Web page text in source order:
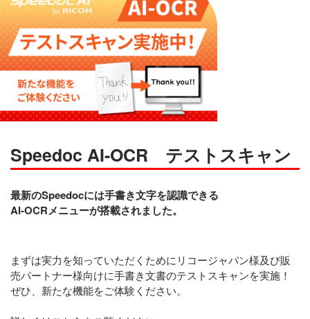
Speedoc AI-OCR テストスキャン
最新のSpeedocには手書き文字を認識できる
AI-OCRメニューが搭載されました。
まずは実力を知っていただくためにリコージャパン様及び販
売パートナー様向けに手書き文書のテストスキャンを実施！
ぜひ、新たな機能をご体験ください。